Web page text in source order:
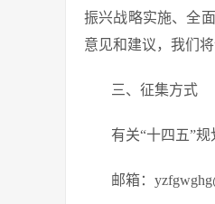
振兴战略实施、全
意见和建议，我们
三、征集方式
有关“十四五”
邮箱：